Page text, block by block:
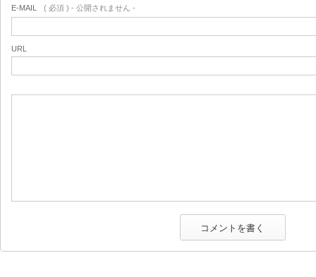
E-MAIL ( 必須 ) - 公開されません -
URL